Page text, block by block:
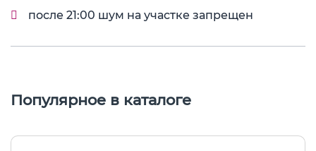
Депозит 30000р
после 21:00 шум на участке запрещен
Популярное в каталоге